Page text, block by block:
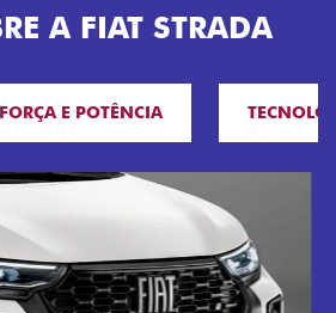
A FIAT STRADA
FORÇA E POTÊNCIA